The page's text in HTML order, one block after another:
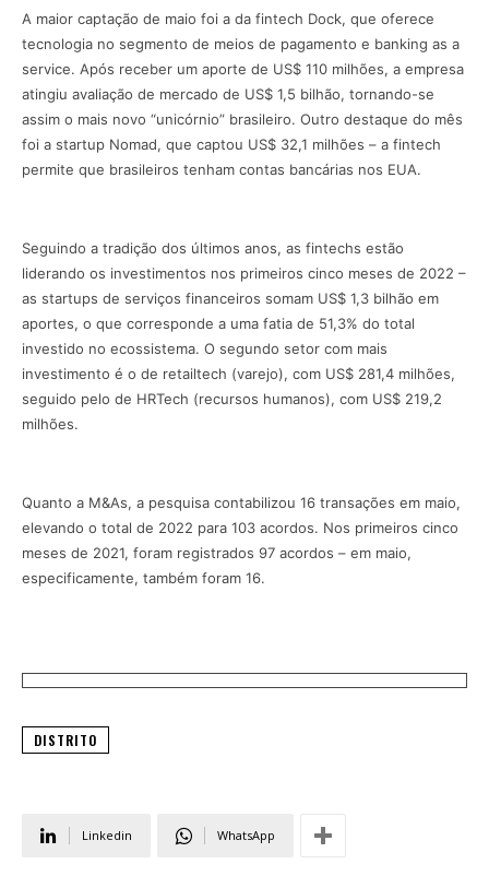
A maior captação de maio foi a da fintech Dock, que oferece
tecnologia no segmento de meios de pagamento e banking as a
service. Após receber um aporte de US$ 110 milhões, a empresa
atingiu avaliação de mercado de US$ 1,5 bilhão, tornando-se
assim o mais novo “unicórnio” brasileiro. Outro destaque do mês
foi a startup Nomad, que captou US$ 32,1 milhões – a fintech
permite que brasileiros tenham contas bancárias nos EUA.
Seguindo a tradição dos últimos anos, as fintechs estão
liderando os investimentos nos primeiros cinco meses de 2022 –
as startups de serviços financeiros somam US$ 1,3 bilhão em
aportes, o que corresponde a uma fatia de 51,3% do total
investido no ecossistema. O segundo setor com mais
investimento é o de retailtech (varejo), com US$ 281,4 milhões,
seguido pelo de HRTech (recursos humanos), com US$ 219,2
milhões.
Quanto a M&As, a pesquisa contabilizou 16 transações em maio,
elevando o total de 2022 para 103 acordos. Nos primeiros cinco
meses de 2021, foram registrados 97 acordos – em maio,
especificamente, também foram 16.
DISTRITO
Linkedin WhatsApp